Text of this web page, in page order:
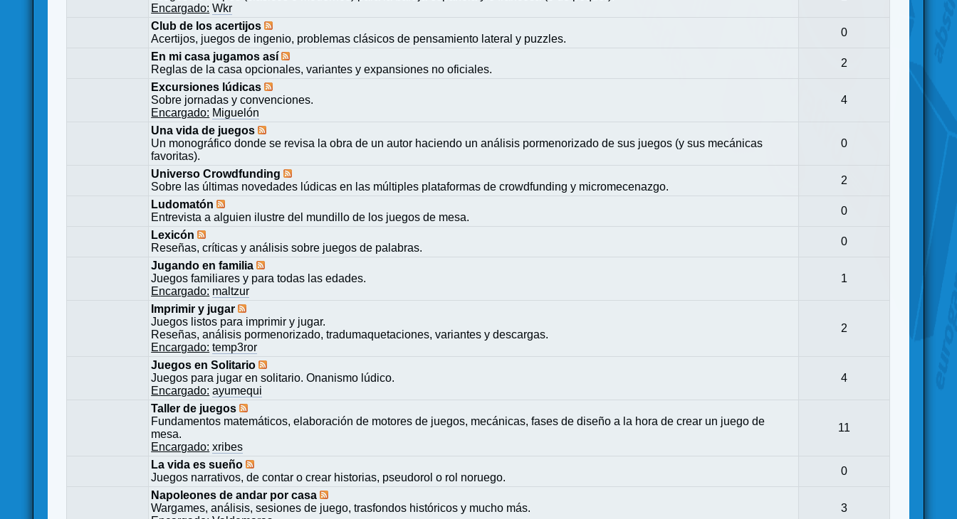
Encargado: Wkr
Club de los acertijos
Acertijos, juegos de ingenio, problemas clásicos de pensamiento lateral y puzzles.
0
En mi casa jugamos así
Reglas de la casa opcionales, variantes y expansiones no oficiales.
2
Excursiones lúdicas
Sobre jornadas y convenciones.
Encargado: Miguelón
4
Una vida de juegos
Un monográfico donde se revisa la obra de un autor haciendo un análisis pormenorizado de sus juegos (y sus mecánicas
favoritas).
0
Universo Crowdfunding
Sobre las últimas novedades lúdicas en las múltiples plataformas de crowdfunding y micromecenazgo.
2
Ludomatón
Entrevista a alguien ilustre del mundillo de los juegos de mesa.
0
Lexicón
Reseñas, críticas y análisis sobre juegos de palabras.
0
Jugando en familia
Juegos familiares y para todas las edades.
Encargado: maltzur
1
Imprimir y jugar
Juegos listos para imprimir y jugar.
Reseñas, análisis pormenorizado, tradumaquetaciones, variantes y descargas.
Encargado: temp3ror
2
Juegos en Solitario
Juegos para jugar en solitario. Onanismo lúdico.
Encargado: ayumequi
4
Taller de juegos
Fundamentos matemáticos, elaboración de motores de juegos, mecánicas, fases de diseño a la hora de crear un juego de
mesa.
Encargado: xribes
11
La vida es sueño
Juegos narrativos, de contar o crear historias, pseudorol o rol noruego.
0
Napoleones de andar por casa
Wargames, análisis, sesiones de juego, trasfondos históricos y mucho más.
3